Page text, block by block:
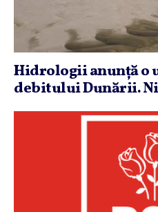
Hidrologii anunţă o
debitului Dunării.